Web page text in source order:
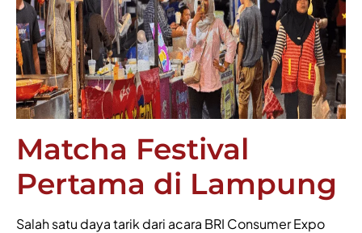
Matcha Festival
Pertama di Lampung
Salah satu daya tarik dari acara BRI Consumer Expo